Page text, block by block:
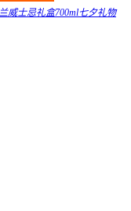
威士忌礼盒700ml七夕礼物